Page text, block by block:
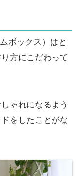
ボックス）はと
方にこだわって
ゃれになるよう
をしたことがな